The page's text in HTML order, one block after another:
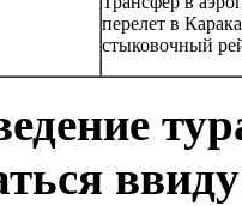
перелет в
стыковочный